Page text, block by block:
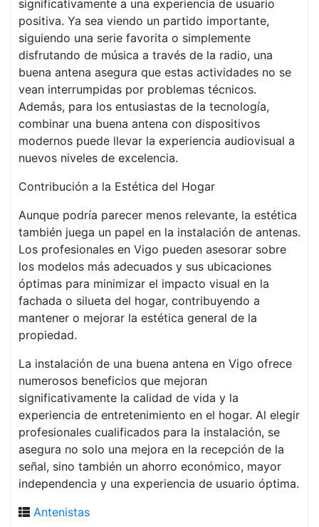
significativamente a una experiencia de usuario
positiva. Ya sea viendo un partido importante,
siguiendo una serie favorita o simplemente
disfrutando de música a través de la radio, una
buena antena asegura que estas actividades no se
vean interrumpidas por problemas técnicos.
Además, para los entusiastas de la tecnología,
combinar una buena antena con dispositivos
modernos puede llevar la experiencia audiovisual a
nuevos niveles de excelencia.
Contribución a la Estética del Hogar
Aunque podría parecer menos relevante, la estética
también juega un papel en la instalación de antenas.
Los profesionales en Vigo pueden asesorar sobre
los modelos más adecuados y sus ubicaciones
óptimas para minimizar el impacto visual en la
fachada o silueta del hogar, contribuyendo a
mantener o mejorar la estética general de la
propiedad.
La instalación de una buena antena en Vigo ofrece
numerosos beneficios que mejoran
significativamente la calidad de vida y la
experiencia de entretenimiento en el hogar. Al elegir
profesionales cualificados para la instalación, se
asegura no solo una mejora en la recepción de la
señal, sino también un ahorro económico, mayor
independencia y una experiencia de usuario óptima.
Antenistas